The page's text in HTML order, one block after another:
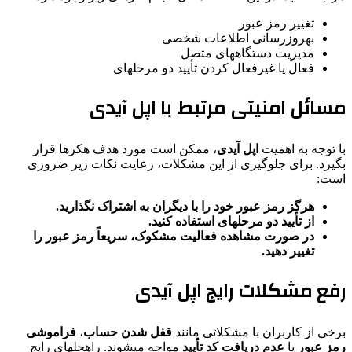
تغییر رمز عبور
بهروزرسانی اطلاعات شخصی
مدیریت دستگاههای متصل
فعال یا غیرفعال کردن تأیید دو مرحلهای
مسائل امنیتی مرتبط با اپل آیدی
با توجه به اهمیت اپل آیدی، ممکن است مورد هدف هکرها قرار
بگیرد. برای جلوگیری از این مشکلات، رعایت نکات زیر ضروری
است:
هرگز رمز عبور خود را با دیگران به اشتراک نگذارید.
از تأیید دو مرحلهای استفاده کنید.
در صورت مشاهده فعالیت مشکوک، سریعاً رمز عبور را
تغییر دهید.
رفع مشکلات رایج اپل آیدی
برخی از کاربران با مشکلاتی مانند قفل شدن حساب، فراموشی
رمز عبور یا عدم دریافت کد تأیید مواجه میشوند. راهحلهای رایج